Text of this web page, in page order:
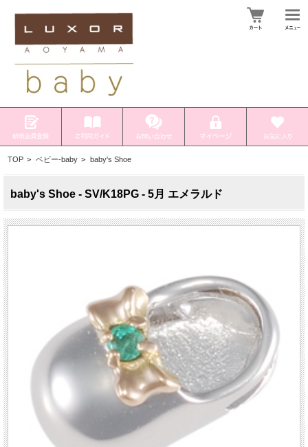
TOP > ベビー-baby > baby's Shoe
baby's Shoe - SV/K18PG - 5月 エメラルド